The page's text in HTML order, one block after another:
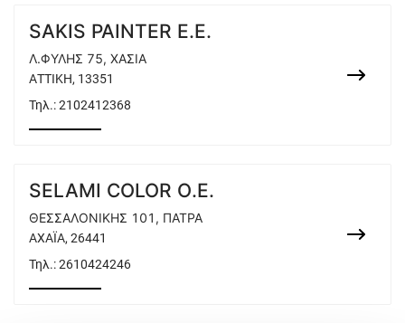
SAKIS PAINTER E.E.
Λ.ΦΥΛΗΣ 75, ΧΑΣΙΑ
ΑΤΤΙΚΗ, 13351
Τηλ.:2102412368
SELAMI COLOR O.E.
ΘΕΣΣΑΛΟΝΙΚΗΣ 101, ΠΑΤΡΑ
ΑΧΑΪΑ, 26441
Τηλ.:2610424246